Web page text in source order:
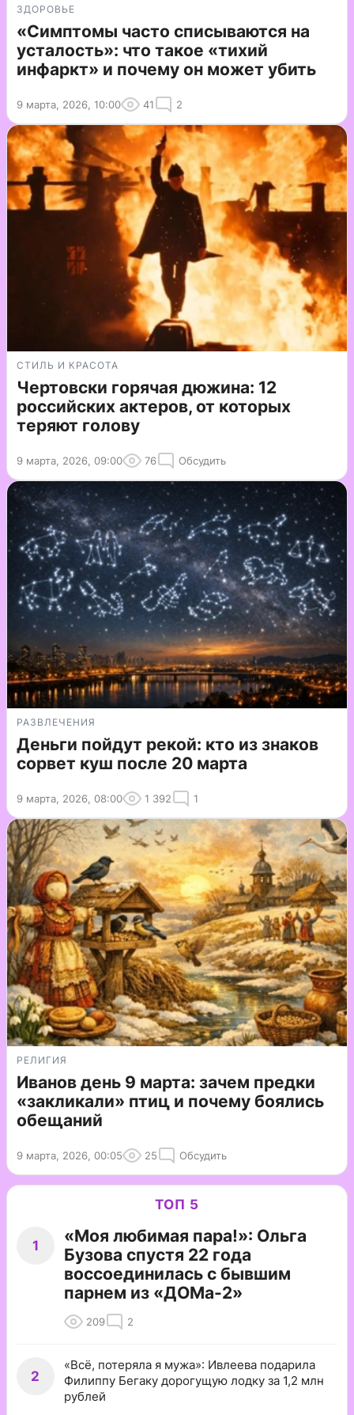
ЗДОРОВЬЕ
«Симптомы часто списываются на
усталость»: что такое «тихий
инфаркт» и почему он может убить
9 марта, 2026, 10:00 41 2
СТИЛЬ И КРАСОТА
Чертовски горячая дюжина: 12
российских актеров, от которых
теряют голову
9 марта, 2026, 09:00 76 Обсудить
РАЗВЛЕЧЕНИЯ
Деньги пойдут рекой: кто из знаков
сорвет куш после 20 марта
9 марта, 2026, 08:00 1 392 1
РЕЛИГИЯ
Иванов день 9 марта: зачем предки
«закликали» птиц и почему боялись
обещаний
9 марта, 2026, 00:05 25 Обсудить
ТОП 5
1
«Моя любимая пара!»: Ольга
Бузова спустя 22 года
воссоединилась с бывшим
парнем из «ДОМа-2»
209 2
2
«Всё, потеряла я мужа»: Ивлеева подарила
Филиппу Бегаку дорогущую лодку за 1,2 млн
рублей